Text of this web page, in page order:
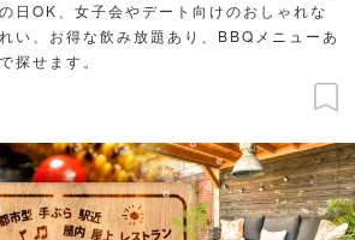
日OK、女子会やデート向けのおしゃれな
い、お得な飲み放題あり、BBQメニューあ
探せます。